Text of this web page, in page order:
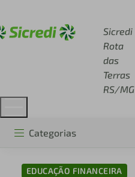
Sicredi
Rota
das
Terras
RS/MG
Categorias
EDUCAÇÃO FINANCEIRA